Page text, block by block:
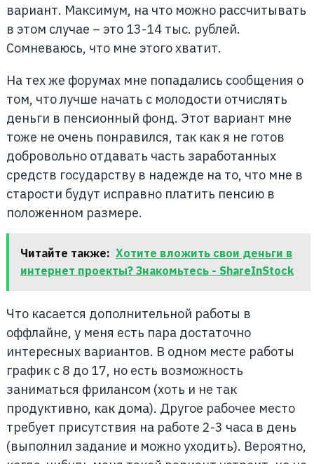
вариант. Максимум, на что можно рассчитывать
в этом случае – это 13-14 тыс. рублей.
Сомневаюсь, что мне этого хватит.
На тех же форумах мне попадались сообщения о
том, что лучше начать с молодости отчислять
деньги в пенсионный фонд. Этот вариант мне
тоже не очень понравился, так как я не готов
добровольно отдавать часть заработанных
средств государству в надежде на то, что мне в
старости будут исправно платить пенсию в
положенном размере.
Читайте также: Хотите вложить свои деньги в
интернет проекты? Знакомьтесь - ShareInStock
Что касается дополнительной работы в
оффлайне, у меня есть пара достаточно
интересных вариантов. В одном месте работы
график с 8 до 17, но есть возможность
заниматься фрилансом (хоть и не так
продуктивно, как дома). Другое рабочее место
требует присутствия на работе 2-3 часа в день
(выполнил задание и можно уходить). Вероятно,